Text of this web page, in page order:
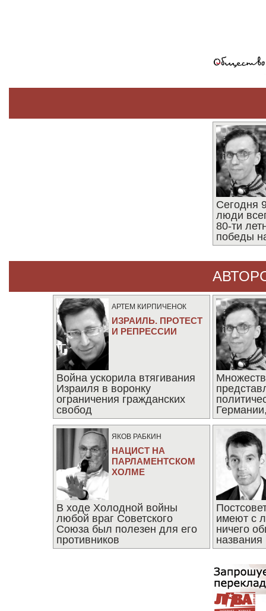
Сегодня
люди
80-ти
победы
АРТЕМ КИРПИЧЕНОК
ИЗРАИЛЬ. ПРОТЕСТ
И РЕПРЕССИИ
Война ускорила втягивания
Израиля в воронку
ограничения гражданских
свобод
ЯКОВ РАБКИН
НАЦИСТ НА
ПАРЛАМЕНТСКОМ
ХОЛМЕ
В ходе Холодной войны
любой враг Советского
Союза был полезен для его
противников
имеют с
ничего
названия